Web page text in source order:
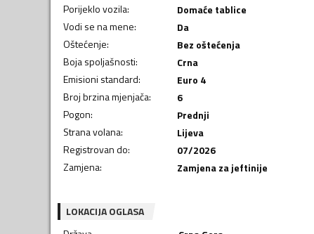
Porijeklo vozila:
Domaće tablice
Vodi se na mene:
Da
Oštećenje:
Bez oštećenja
Boja spoljašnosti:
Crna
Emisioni standard:
Euro 4
Broj brzina mjenjača:
6
Pogon:
Prednji
Strana volana:
Lijeva
Registrovan do:
07/2026
Zamjena: Zamjena za jeftinije
LOKACIJA OGLASA